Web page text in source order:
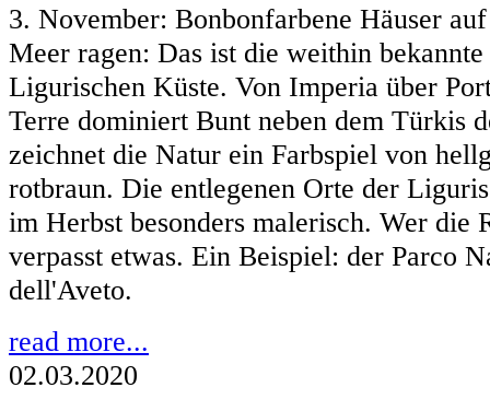
3. November: Bonbonfarbene Häuser
Meer ragen: Das ist die weithin
Ligurischen Küste. Von Imperia über
Terre dominiert Bunt neben dem Türkis
zeichnet die Natur ein Farbspiel von
rotbraun. Die entlegenen Orte der
im Herbst besonders malerisch. Wer die
verpasst etwas. Ein Beispiel: der Parco
dell'Aveto.
read more...
02.03.2020